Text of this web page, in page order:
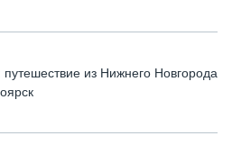
путешествие из Нижнего Новгорода